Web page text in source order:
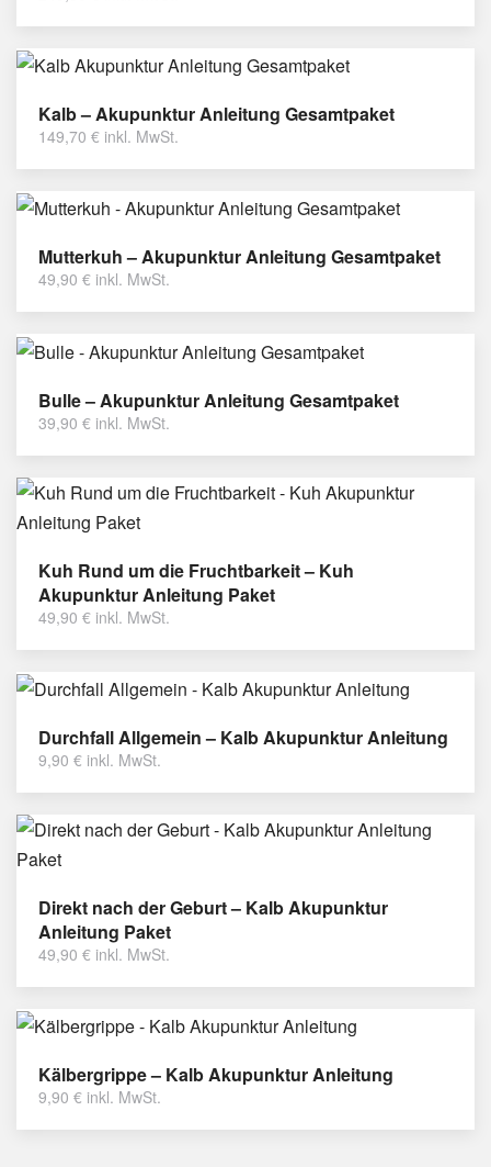
Kalb – Akupunktur Anleitung Gesamtpaket
149,70 € inkl. MwSt.
Mutterkuh – Akupunktur Anleitung Gesamtpaket
49,90 € inkl. MwSt.
Bulle – Akupunktur Anleitung Gesamtpaket
39,90 € inkl. MwSt.
Kuh Rund um die Fruchtbarkeit – Kuh
Akupunktur Anleitung Paket
49,90 € inkl. MwSt.
Durchfall Allgemein – Kalb Akupunktur Anleitung
9,90 € inkl. MwSt.
Direkt nach der Geburt – Kalb Akupunktur
Anleitung Paket
49,90 € inkl. MwSt.
Kälbergrippe – Kalb Akupunktur Anleitung
9,90 € inkl. MwSt.